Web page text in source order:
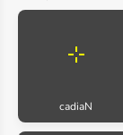
cadiaN